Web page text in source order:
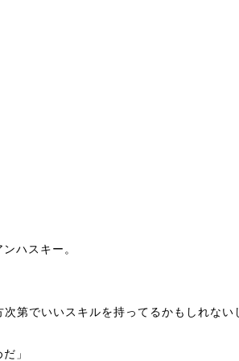
ンハスキー 。
次第でいいスキルを持ってるかもしれない
」